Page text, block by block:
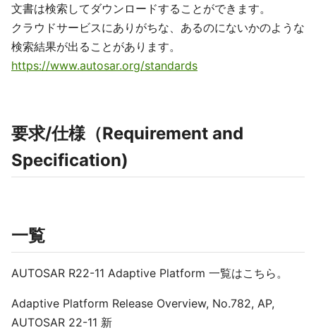
文書は検索してダウンロードすることができます。
クラウドサービスにありがちな、あるのにないかのような
検索結果が出ることがあります。
https://www.autosar.org/standards
要求/仕様（Requirement and
Specification)
一覧
AUTOSAR R22-11 Adaptive Platform 一覧はこちら。
Adaptive Platform Release Overview, No.782, AP,
AUTOSAR 22-11 新